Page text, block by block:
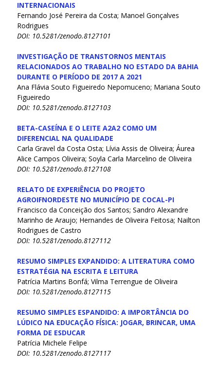
INTERNACIONAIS
Fernando José Pereira da Costa; Manoel Gonçalves
Rodrigues
DOI: 10.5281/zenodo.8127101
INVESTIGAÇÃO DE TRANSTORNOS MENTAIS
RELACIONADOS AO TRABALHO NO ESTADO DA BAHIA
DURANTE O PERÍODO DE 2017 A 2021
Ana Flávia Souto Figueiredo Nepomuceno; Mariana Souto
Figueiredo
DOI: 10.5281/zenodo.8127103
BETA-CASEÍNA E O LEITE A2A2 COMO UM
DIFERENCIAL NA QUALIDADE
Carla Gravel da Costa Osta; Lívia Assis de Oliveira; Áurea
Alice Campos Oliveira; Soyla Carla Marcelino de Oliveira
DOI: 10.5281/zenodo.8127108
RELATO DE EXPERIÊNCIA DO PROJETO
AGROIFNORDESTE NO MUNICÍPIO DE COCAL-PI
Francisco da Conceição dos Santos; Sandro Alexandre
Marinho de Araujo; Hernandes de Oliveira Feitosa; Nailton
Rodrigues de Castro
DOI: 10.5281/zenodo.8127112
RESUMO SIMPLES EXPANDIDO: A LITERATURA COMO
ESTRATÉGIA NA ESCRITA E LEITURA
Patrícia Martins Bonfá; Vilma Terrengue de Oliveira
DOI: 10.5281/zenodo.8127115
RESUMO SIMPLES ESPANDIDO: A IMPORTÂNCIA DO
LÚDICO NA EDUCAÇÃO FÍSICA: JOGAR, BRINCAR, UMA
FORMA DE ESDUCAR
Patrícia Michele Felipe
DOI: 10.5281/zenodo.8127117